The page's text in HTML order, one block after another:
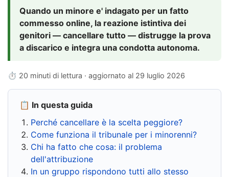
Quando un minore e' indagato per un fatto
commesso online, la reazione istintiva dei
genitori — cancellare tutto — distrugge la prova
a discarico e integra una condotta autonoma.
⏱ 20 minuti di lettura · aggiornato al 29 luglio 2026
📋 In questa guida
Perché cancellare è la scelta peggiore?
Come funziona il tribunale per i minorenni?
Chi ha fatto che cosa: il problema
dell'attribuzione
In un gruppo rispondono tutti allo stesso